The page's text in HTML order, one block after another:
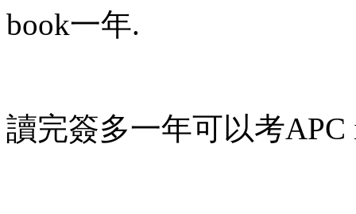
book一年.
讀完簽多一年可以考